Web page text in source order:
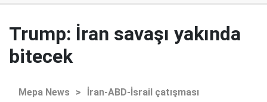
Trump: İran savaşı yakında
bitecek
Mepa News > İran-ABD-İsrail çatışması